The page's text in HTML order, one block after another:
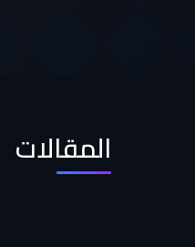
المقالات